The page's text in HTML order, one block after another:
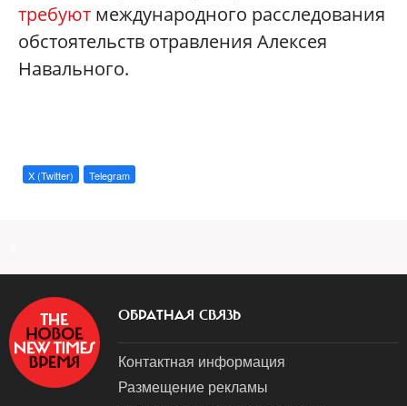
требуют международного расследования
обстоятельств отравления Алексея
Навального.
X (Twitter) Telegram
ОБРАТНАЯ СВЯЗЬ
Контактная информация
Размещение рекламы